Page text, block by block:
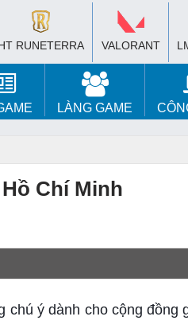
RUNETERRA VALORANT
LÀNG GAME
Chí Minh
ý dành cho cộng đồng